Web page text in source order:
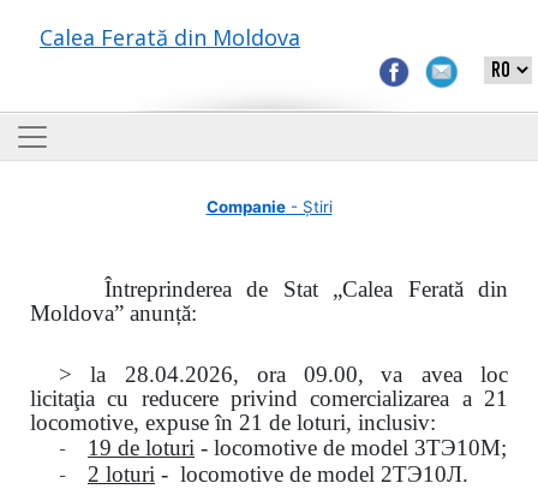
Calea Ferată din Moldova
Companie- Știri
Întreprinderea de Stat „Calea Ferată din
Moldova” anunță:
> la 28.04.2026, ora 09.00,
va avea loc
licitaţiacu reducere privind comercializarea a 21
locomotive, expuse în 21 de loturi, inclusiv:
- 19 de loturi - locomotive de model 3ТЭ10М;
- 2 loturi - locomotive de model 2ТЭ10Л.